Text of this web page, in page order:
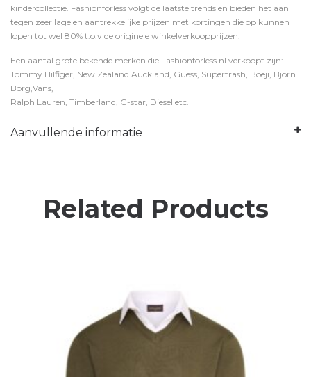
kindercollectie. Fashionforless volgt de laatste trends en bieden het aan
tegen zeer lage en aantrekkelijke prijzen met kortingen die op kunnen
lopen tot wel 80% t.o.v de originele winkelverkoopprijzen.
Een aantal grote bekende merken die Fashionforless.nl verkoopt zijn:
Tommy Hilfiger, New Zealand Auckland, Guess, Supertrash, Boeji, Bjorn
Borg,Vans,
Ralph Lauren, Timberland, G-star, Diesel etc.
Aanvullende informatie
Related Products